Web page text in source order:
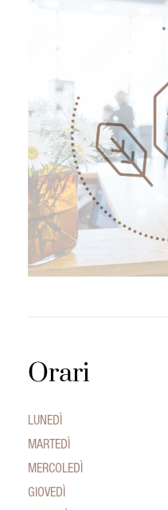
Orari
LUNEDÌ
MARTEDÌ
MERCOLEDÌ
GIOVEDÌ